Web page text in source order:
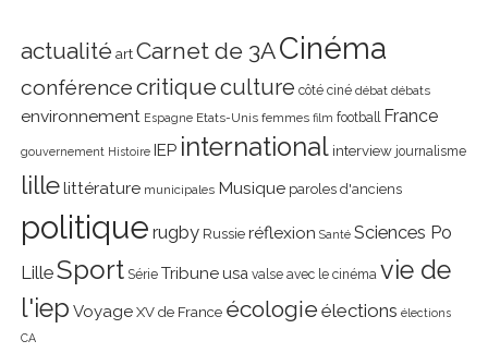
actualité art Carnet de 3ACinéma
conférencecritiqueculture côté ciné débat débats
environnement Espagne Etats-Unis femmes film football France
gouvernement Histoire IEP international interview journalisme
lillelittérature municipales Musique paroles d'anciens
politique rugby Russie réflexion Santé Sciences Po
LilleSport Série Tribune usa valse avec le cinéma vie de
l'iep Voyage XV de France écologie élections élections
CA